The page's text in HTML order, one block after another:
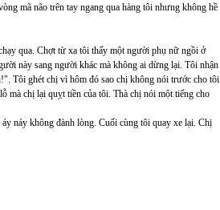
mã não trên tay ngang qua hàng tôi nhưng không hề
qua. Chợt từ xa tôi thấy một người phụ nữ ngồi ở
này sang người khác mà không ai dừng lại. Tôi nhận
Tôi ghét chị vì hôm đó sao chị không nói trước cho tôi
mà chị lại quỵt tiền của tôi. Thà chị nói một tiếng cho
náy không đành lòng. Cuối cùng tôi quay xe lại. Chị